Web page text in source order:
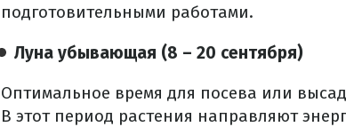
подготовительными работами.
Луна убывающая (8 – 20 сентября)
Оптимальное время для посева или
В этот период растения направляют